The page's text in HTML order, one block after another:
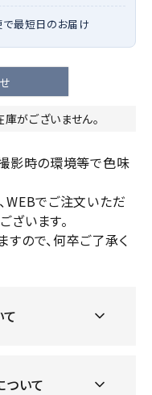
最短日のお届け
がございません。
影時の環境等で色味
WEBでご注文いただ
ざいます。
ので、何卒ご了承く
ついて